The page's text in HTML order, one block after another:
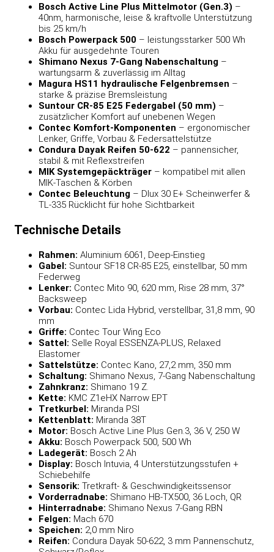
Bosch Active Line Plus Mittelmotor (Gen.3) –
40nm, harmonische, leise & kraftvolle Unterstützung
bis 25 km/h
Bosch Powerpack 500 – leistungsstarker 500 Wh
Akku für ausgedehnte Touren
Shimano Nexus 7-Gang Nabenschaltung –
wartungsarm & zuverlässig im Alltag
Magura HS11 hydraulische Felgenbremsen –
starke & präzise Bremsleistung
Suntour CR-85 E25 Federgabel (50 mm) –
zusätzlicher Komfort auf unebenen Wegen
Contec Komfort-Komponenten – ergonomischer
Lenker, Griffe, Vorbau & Federsattelstütze
Condura Dayak Reifen 50-622 – pannensicher,
stabil & mit Reflexstreifen
MIK Systemgepäckträger – kompatibel mit allen
MIK-Taschen & Körben
Contec Beleuchtung – Dlux 30 E+ Scheinwerfer &
TL-335 Rücklicht für hohe Sichtbarkeit
Technische Details
Rahmen: Aluminium 6061, Deep-Einstieg
Gabel: Suntour SF18 CR-85 E25, einstellbar, 50 mm
Federweg
Lenker: Contec Mito 90, 620 mm, Rise 28 mm, 37°
Backsweep
Vorbau: Contec Lida Hybrid, verstellbar, 31,8 mm, 90
mm
Griffe: Contec Tour Wing Eco
Sattel: Selle Royal ESSENZA-PLUS, Relaxed
Elastomer
Sattelstütze: Contec Kano, 27,2 mm, 350 mm
Schaltung: Shimano Nexus, 7-Gang Nabenschaltung
Zahnkranz: Shimano 19 Z.
Kette: KMC Z1eHX Narrow EPT
Tretkurbel: Miranda PSI
Kettenblatt: Miranda 38T
Motor: Bosch Active Line Plus Gen.3, 36 V, 250 W
Akku: Bosch Powerpack 500, 500 Wh
Ladegerät: Bosch 2 Ah
Display: Bosch Intuvia, 4 Unterstützungsstufen +
Schiebehilfe
Sensorik: Tretkraft- & Geschwindigkeitssensor
Vorderradnabe: Shimano HB-TX500, 36 Loch, QR
Hinterradnabe: Shimano Nexus 7-Gang RBN
Felgen: Mach 670
Speichen: 2,0 mm Niro
Reifen: Condura Dayak 50-622, 3 mm Pannenschutz,